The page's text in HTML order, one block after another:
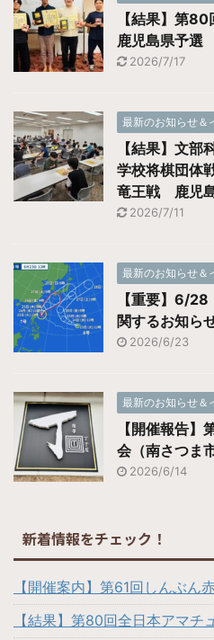
【結果】第
鹿児島県予選
2026/7/17
最新のお知らせ＆
【結果】文部
学校将棋団体
竜王戦 鹿児
2026/7/11
最新のお知らせ＆
【重要】6/
関するお知ら
2026/6/23
最新のお知らせ＆
【開催報告】
会（南さつま市
2026/6/14
新着情報をチェック！
【開催案内】第61回しんぶん
【結果】第80回全日本アマチ